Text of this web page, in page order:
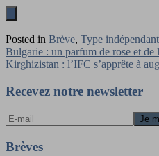
Posted in Brève, Type indépendant
Navigation
de
l’article
Bulgarie : un parfum de rose et de
Kirghizistan : l’IFC s’apprête à
Recevez notre newsletter
Brèves